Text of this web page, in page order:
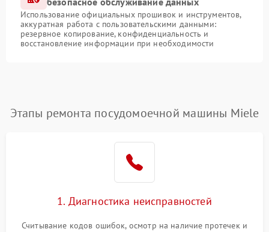
Использование официальных прошивок и инструментов,
аккуратная работа с пользовательскими данными:
резервное копирование, конфиденциальность и
восстановление информации при необходимости
Этапы ремонта посудомоечной машины Miele
1. Диагностика неисправностей
Считывание кодов ошибок, осмотр на наличие протечек и